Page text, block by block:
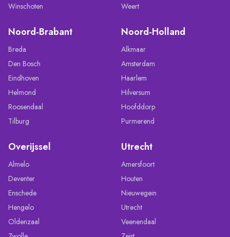
Winschoten
Weert
Noord-Brabant
Breda
Den Bosch
Eindhoven
Helmond
Roosendaal
Tilburg
Noord-Holland
Alkmaar
Amsterdam
Haarlem
Hilversum
Hoofddorp
Purmerend
Overijssel
Almelo
Deventer
Enschede
Hengelo
Oldenzaal
Utrecht
Amersfoort
Houten
Nieuwegein
Utrecht
Veenendaal